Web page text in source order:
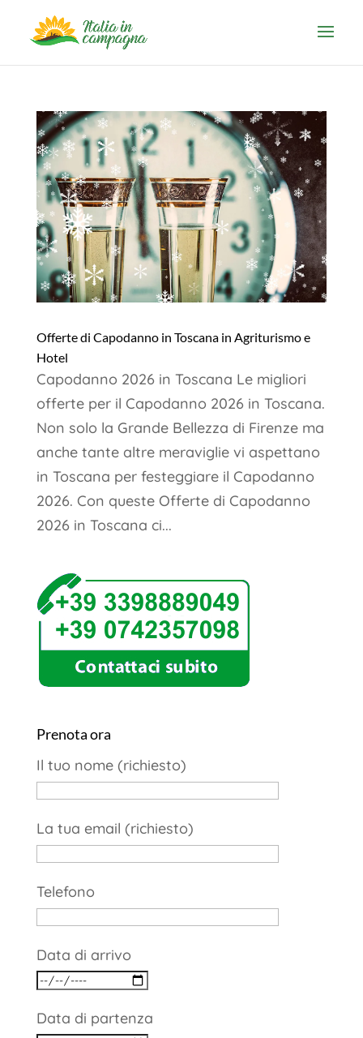
Offerte di Capodanno in Toscana in Agriturismo e
Hotel
Capodanno 2026 in Toscana Le migliori
offerte per il Capodanno 2026 in Toscana.
Non solo la Grande Bellezza di Firenze ma
anche tante altre meraviglie vi aspettano
in Toscana per festeggiare il Capodanno
2026. Con queste Offerte di Capodanno
2026 in Toscana ci...
Prenota ora
Il tuo nome (richiesto)
La tua email (richiesto)
Telefono
Data di arrivo
Data di partenza